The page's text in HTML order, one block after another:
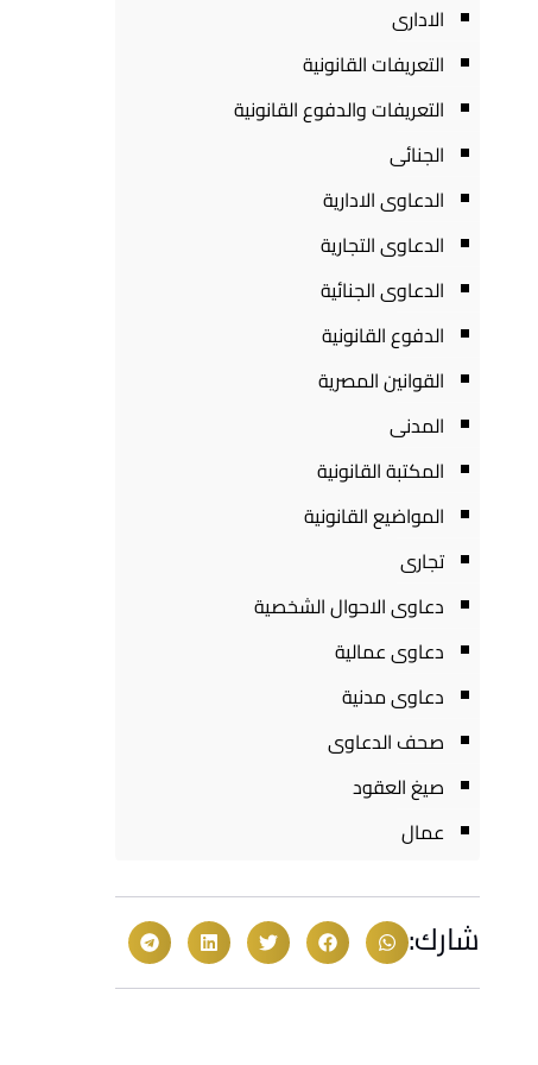
الادارى
التعريفات القانونية
التعريفات والدفوع القانونية
الجنائى
الدعاوى الادارية
الدعاوى التجارية
الدعاوى الجنائية
الدفوع القانونية
القوانين المصرية
المدنى
المكتبة القانونية
المواضيع القانونية
تجارى
دعاوى الاحوال الشخصية
دعاوى عمالية
دعاوى مدنية
صحف الدعاوى
صيغ العقود
عمال
شارك: